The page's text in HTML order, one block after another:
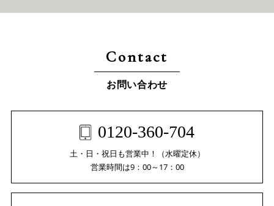
Contact
お問い合わせ
0120-360-704
土・日・祝日も営業中！（水曜定休）
営業時間は9：00～17：00